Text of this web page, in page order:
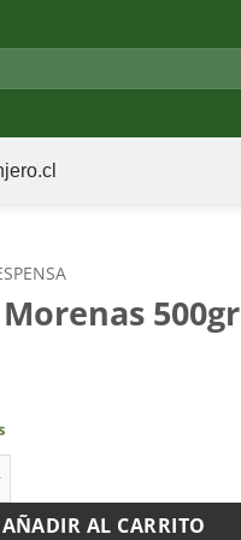
Morenas 500gr
500gr cantidad
AÑADIR AL CARRITO